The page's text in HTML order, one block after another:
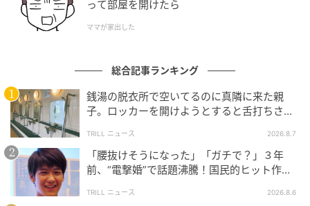
ウーマンエキサイト
って部屋を開けたら
ママが家出した
総合記事ランキング
銭湯の脱衣所で空いてるのに真隣に来た親
子。ロッカーを開けようとすると舌打ちさ
中で拍手」
TRILL ニュース 2026.8.7
「腰抜けそうになった」「ガチで？」３年
前、“電撃婚”で話題沸騰！国民的ヒット作
TRILL ニュース 2026.8.6